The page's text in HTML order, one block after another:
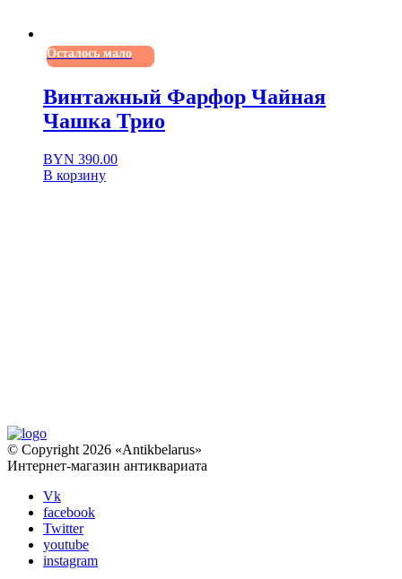
Осталось мало
Винтажный Фарфор Чайная
Чашка Трио
BYN 390.00
В корзину
© Copyright 2026 «Antikbelarus»
Интернет-магазин антиквариата
Vk
facebook
Twitter
youtube
instagram